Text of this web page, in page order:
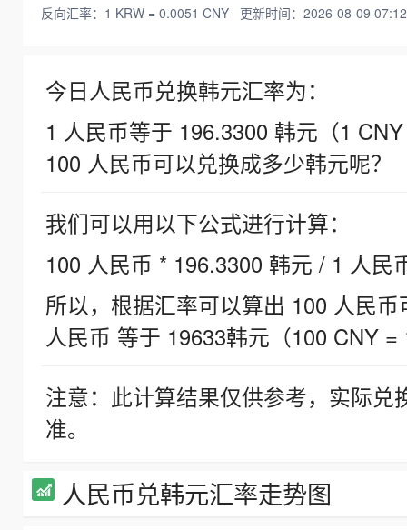
反向汇率：1 KRW = 0.0051 CNY 更新时间：2026-08-09
今日人民币兑换韩元汇率为：
1 人民币等于 196.3300 韩元（1
100 人民币可以兑换成多少韩元呢？
我们可以用以下公式进行计算：
100 人民币 * 196.3300 韩元 / 1 人民
所以，根据汇率可以算出 100 人民
人民币 等于 19633韩元（100 CNY =
注意：此计算结果仅供参考，实际
准。
人民币兑韩元汇率走势图